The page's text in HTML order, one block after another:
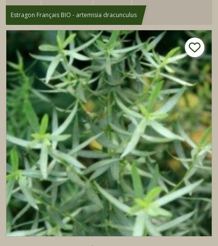
Estragon Français BIO - artemisia dracunculus